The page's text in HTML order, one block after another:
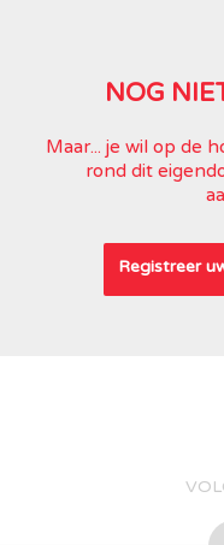
NOG
Maar... je wil op de
rond dit
Registreer